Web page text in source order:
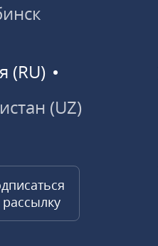
(RU)
(UZ)